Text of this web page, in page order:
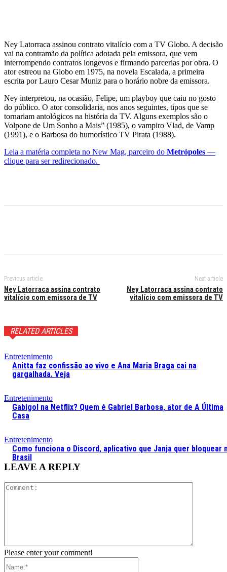
Ney Latorraca assinou contrato vitalício com a TV Globo. A decisão
vai na contramão da política adotada pela emissora, que vem
interrompendo contratos longevos e firmando parcerias por obra. O
ator estreou na Globo em 1975, na novela Escalada, a primeira
escrita por Lauro Cesar Muniz para o horário nobre da emissora.
Ney interpretou, na ocasião, Felipe, um playboy que caiu no gosto
do público. O ator consolidaria, nos anos seguintes, tipos que se
tornariam antológicos na história da TV. Alguns exemplos são o
Volpone de Um Sonho a Mais” (1985), o vampiro Vlad, de Vamp
(1991), e o Barbosa do humorístico TV Pirata (1988).
Leia a matéria completa no New Mag, parceiro do Metrópoles —
clique para ser redirecionado.
Previous article
Ney Latorraca assina contrato
vitalício com emissora de TV
Next article
Ney Latorraca assina contrato
vitalício com emissora de TV
RELATED ARTICLES
Entretenimento
Anitta faz confissão ao vivo e Ana Maria Braga cai na
gargalhada. Veja
Entretenimento
Gabigol na Netflix? Quem é Gabriel Barbosa, ator de A Última
Casa
Entretenimento
Como funciona o Discord, aplicativo que Janja quer bloquear
Brasil
LEAVE A REPLY
Please enter your comment!